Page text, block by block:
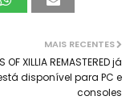
MAIS RECENTES
OF XILLIA REMASTERED já
disponível para PC e
consoles